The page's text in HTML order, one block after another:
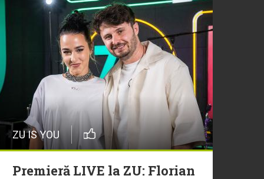
ZU IS YOU
Premieră LIVE la ZU: Florian